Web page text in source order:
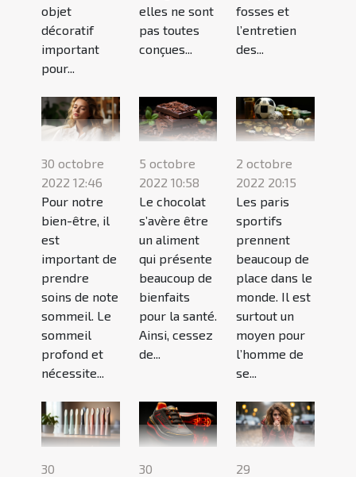
objet
décoratif
important
pour...
elles ne sont
pas toutes
conçues...
fosses et
l’entretien
des...
30 octobre
2022 12:46
Pour notre
bien-être, il
est
important de
prendre
soins de note
sommeil. Le
sommeil
profond et
nécessite...
5 octobre
2022 10:58
Le chocolat
s’avère être
un aliment
qui présente
beaucoup de
bienfaits
pour la santé.
Ainsi, cessez
de...
2 octobre
2022 20:15
Les paris
sportifs
prennent
beaucoup de
place dans le
monde. Il est
surtout un
moyen pour
l’homme de
se...
30
30
29